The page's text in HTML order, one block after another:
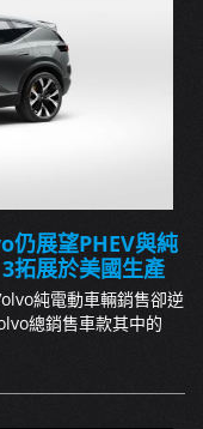
仍展望PHEV與純
拓展於美國生產
純電動車輛銷售卻逆
總銷售車款其中的